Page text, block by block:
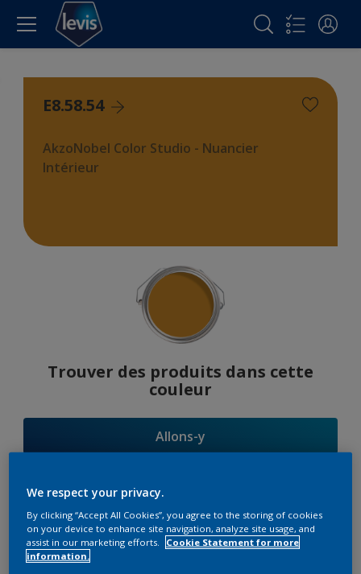
E8.58.54
AkzoNobel Color Studio - Nuancier
Intérieur
Trouver des produits dans cette
couleur
Allons-y
Suggestions
d'Harmonies
We respect your privacy.
By clicking “Accept All Cookies”, you agree to the storing of cookies
on your device to enhance site navigation, analyze site usage, and
assist in our marketing efforts.
Cookie Statement for more
information.